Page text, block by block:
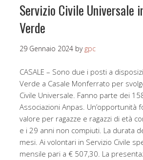
Servizio Civile Universale
Verde
29 Gennaio 2024 by gpc
CASALE – Sono due i posti a
Verde a Casale Monferrato per
Civile Universale. Fanno parte dei
Associazioni Anpas. Un’opportunità
valore per ragazze e ragazzi di età
e i 29 anni non compiuti. La durata
mesi. Ai volontari in Servizio Civile
mensile pari a € 507,30. La